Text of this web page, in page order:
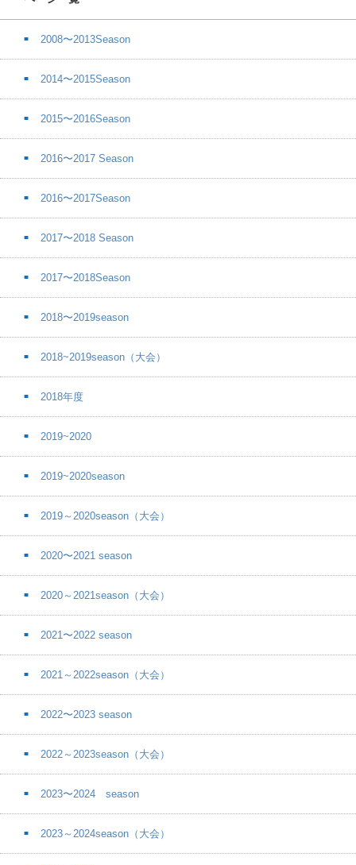
2008〜2013Season
2014〜2015Season
2015〜2016Season
2016〜2017 Season
2016〜2017Season
2017〜2018 Season
2017〜2018Season
2018〜2019season
2018~2019season（大会）
2018年度
2019~2020
2019~2020season
2019～2020season（大会）
2020〜2021 season
2020～2021season（大会）
2021〜2022 season
2021～2022season（大会）
2022〜2023 season
2022～2023season（大会）
2023〜2024 season
2023～2024season（大会）